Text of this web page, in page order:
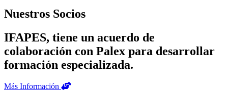
Nuestros Socios
IFAPES, tiene un acuerdo de
colaboración con Palex para desarrollar
formación especializada.
Más Información